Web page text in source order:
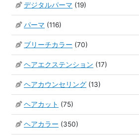
デジタルパーマ (19)
パーマ (116)
ブリーチカラー (70)
ヘアエクステンション (17)
ヘアカウンセリング (13)
ヘアカット (75)
ヘアカラー (350)